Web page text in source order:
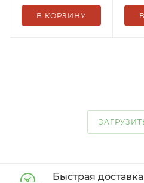
В КОРЗИНУ
Быстрая доставка